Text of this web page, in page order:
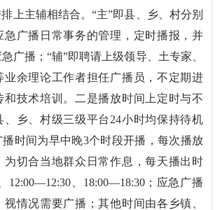
上主辅相结合。“主”即县、乡、村分别
急广播日常事务的管理，定时播报，并
广播；“辅”即聘请上级领导、土专家、
业余理论工作者担任广播员，不定期进
和技术培训。二是播放时间上定时与不
、乡、村级三级平台24小时均保持待机
时间为早中晚3个时段开播，每次播放
为切合当地群众日常作息，每天播出时
12:00—12:30、18:00—18:30；应急广播
情况需要广播；其他时间由各乡镇、